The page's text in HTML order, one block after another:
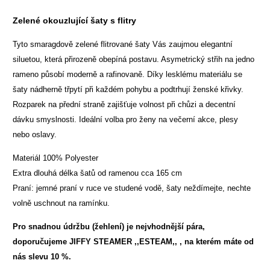
Zelené okouzlující šaty s flitry
Tyto smaragdově zelené flitrované šaty Vás zaujmou elegantní
siluetou, která přirozeně obepíná postavu. Asymetrický střih na jedno
rameno působí moderně a rafinovaně. Díky lesklému materiálu se
šaty nádherně třpytí při každém pohybu a podtrhují ženské křivky.
Rozparek na přední straně zajišťuje volnost při chůzi a decentní
dávku smyslnosti. Ideální volba pro ženy na večerní akce, plesy
nebo oslavy.
Materiál 100% Polyester
Extra dlouhá délka šatů od ramenou cca 165 cm
Praní: jemné praní v ruce ve studené vodě, šaty neždímejte, nechte
volně uschnout na ramínku.
Pro snadnou údržbu (žehlení) je nejvhodnější pára,
doporučujemeJIFFY STEAMER ,,ESTEAM,, , na kterém máte od
nás slevu 10 %.